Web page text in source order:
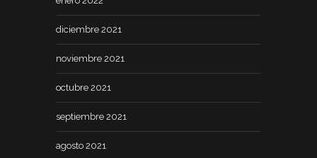
diciembre 2021
noviembre 2021
octubre 2021
septiembre 2021
agosto 2021